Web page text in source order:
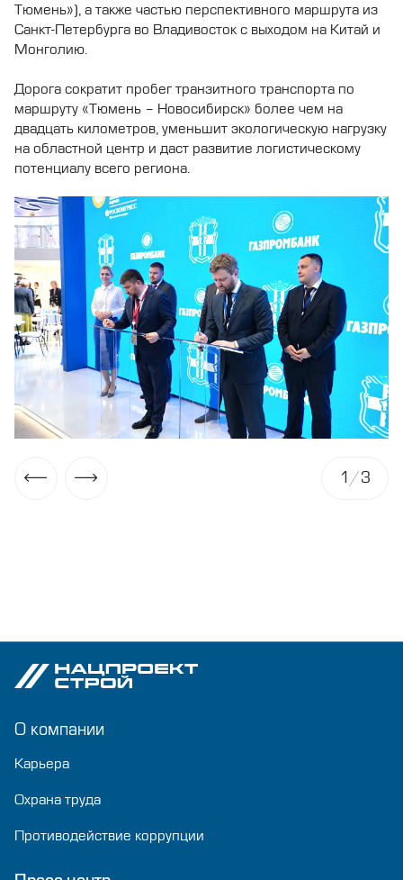
1/3
Тюмень»), а также частью перспективного маршрута из
Санкт-Петербурга во Владивосток с выходом на Китай и
Монголию.
Дорога сократит пробег транзитного транспорта по
маршруту «Тюмень – Новосибирск» более чем на
двадцать километров, уменьшит экологическую нагрузку
на областной центр и даст развитие логистическому
потенциалу всего региона.
О компании
Карьера
Охрана труда
Противодействие коррупции